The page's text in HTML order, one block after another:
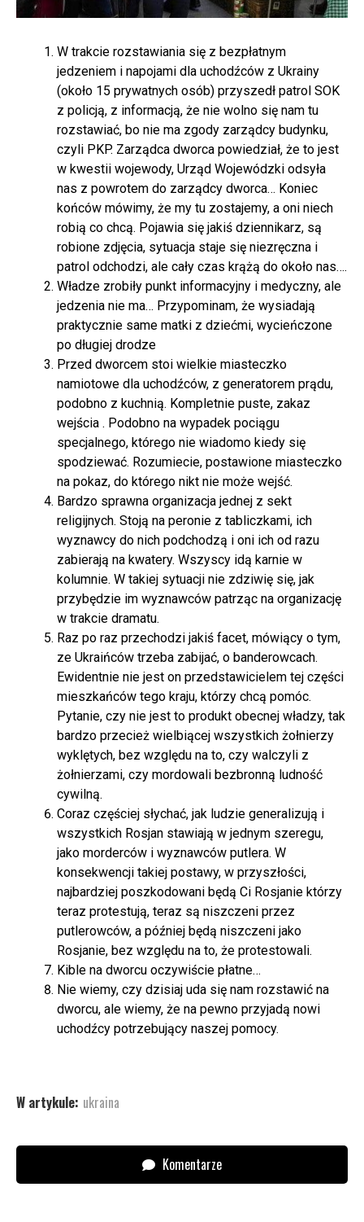
W trakcie rozstawiania się z bezpłatnym
jedzeniem i napojami dla uchodźców z Ukrainy
(około 15 prywatnych osób) przyszedł patrol SOK
z policją, z informacją, że nie wolno się nam tu
rozstawiać, bo nie ma zgody zarządcy budynku,
czyli PKP. Zarządca dworca powiedział, że to jest
w kwestii wojewody, Urząd Wojewódzki odsyła
nas z powrotem do zarządcy dworca… Koniec
końców mówimy, że my tu zostajemy, a oni niech
robią co chcą. Pojawia się jakiś dziennikarz, są
robione zdjęcia, sytuacja staje się niezręczna i
patrol odchodzi, ale cały czas krążą do około nas….
Władze zrobiły punkt informacyjny i medyczny, ale
jedzenia nie ma… Przypominam, że wysiadają
praktycznie same matki z dziećmi, wycieńczone
po długiej drodze
Przed dworcem stoi wielkie miasteczko
namiotowe dla uchodźców, z generatorem prądu,
podobno z kuchnią. Kompletnie puste, zakaz
wejścia . Podobno na wypadek pociągu
specjalnego, którego nie wiadomo kiedy się
spodziewać. Rozumiecie, postawione miasteczko
na pokaz, do którego nikt nie może wejść.
Bardzo sprawna organizacja jednej z sekt
religijnych. Stoją na peronie z tabliczkami, ich
wyznawcy do nich podchodzą i oni ich od razu
zabierają na kwatery. Wszyscy idą karnie w
kolumnie. W takiej sytuacji nie zdziwię się, jak
przybędzie im wyznawców patrząc na organizację
w trakcie dramatu.
Raz po raz przechodzi jakiś facet, mówiący o tym,
ze Ukraińców trzeba zabijać, o banderowcach.
Ewidentnie nie jest on przedstawicielem tej części
mieszkańców tego kraju, którzy chcą pomóc.
Pytanie, czy nie jest to produkt obecnej władzy, tak
bardzo przecież wielbiącej wszystkich żołnierzy
wyklętych, bez względu na to, czy walczyli z
żołnierzami, czy mordowali bezbronną ludność
cywilną.
Coraz częściej słychać, jak ludzie generalizują i
wszystkich Rosjan stawiają w jednym szeregu,
jako morderców i wyznawców putlera. W
konsekwencji takiej postawy, w przyszłości,
najbardziej poszkodowani będą Ci Rosjanie którzy
teraz protestują, teraz są niszczeni przez
putlerowców, a później będą niszczeni jako
Rosjanie, bez względu na to, że protestowali.
Kible na dworcu oczywiście płatne…
Nie wiemy, czy dzisiaj uda się nam rozstawić na
dworcu, ale wiemy, że na pewno przyjadą nowi
uchodźcy potrzebujący naszej pomocy.
W artykule: ukraina
Komentarze